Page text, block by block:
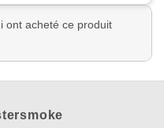
ont acheté ce produit